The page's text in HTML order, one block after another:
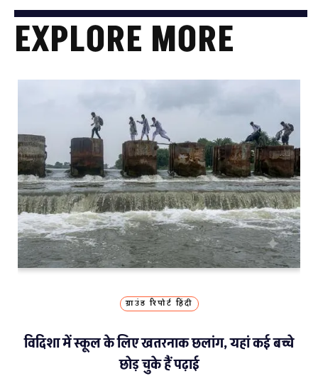
EXPLORE MORE
ग्राउंड रिपोर्ट हिंदी
विदिशा में स्कूल के लिए खतरनाक छलांग, यहां कई बच्चे
छोड़ चुके हैं पढ़ाई